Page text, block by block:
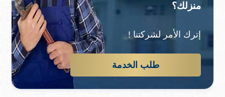
منزلك؟
إترك الأمر لشركتنا !
طلب الخدمة